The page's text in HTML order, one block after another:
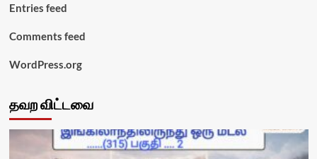
Entries feed
Comments feed
WordPress.org
தவற விட்டவை